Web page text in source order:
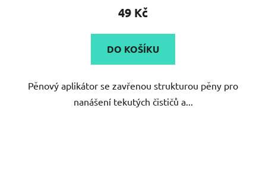
49 Kč
DO KOŠÍKU
Pěnový aplikátor se zavřenou strukturou pěny pro
nanášení tekutých čističů a...